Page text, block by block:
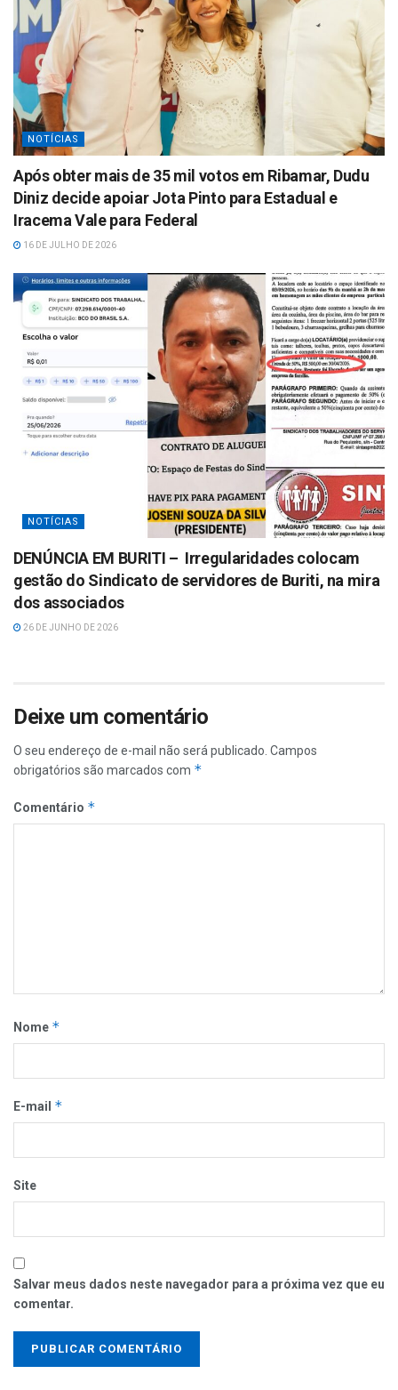
NOTÍCIAS
Após obter mais de 35 mil votos em Ribamar, Dudu
Diniz decide apoiar Jota Pinto para Estadual e
Iracema Vale para Federal
16 DE JULHO DE 2026
NOTÍCIAS
DENÚNCIA EM BURITI – Irregularidades colocam
gestão do Sindicato de servidores de Buriti, na mira
dos associados
26 DE JUNHO DE 2026
Deixe um comentário
O seu endereço de e-mail não será publicado. Campos
obrigatórios são marcados com *
Comentário *
Nome *
E-mail *
Site
Salvar meus dados neste navegador para a próxima vez que eu
comentar.